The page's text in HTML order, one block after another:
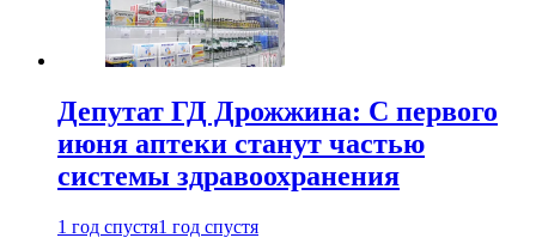
Депутат ГД Дрожжина: С первого
июня аптеки станут частью
системы здравоохранения
1 год спустя1 год спустя